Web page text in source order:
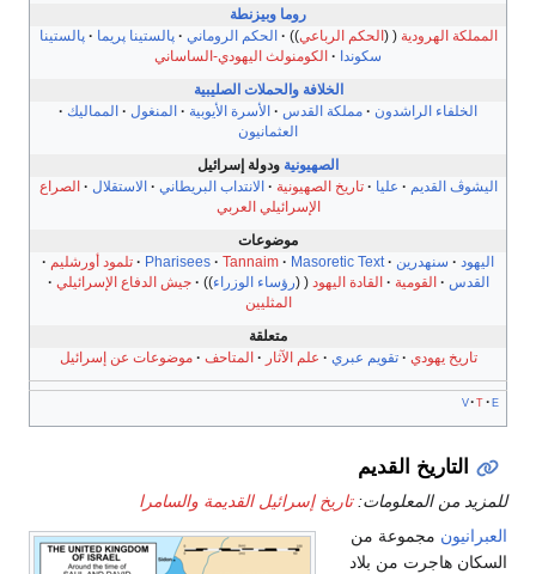
وبيزنطة
المملكة الهرودية
الحكم الرباعي الحكم الروماني پالستينا پريما
پالستينا
سكوندا
الكومنولث اليهودي-الساساني
الخلافة والحملات الصليبية
الخلفاء الراشدون
مملكة القدس الأسرة الأيوبية المنغول
المماليك
العثمانيون
الصهيونيةودولة إسرائيل
اليشوڤ القديم
عليا تاريخ الصهيونية الانتداب البريطاني الاستقلال
الصراع
الإسرائيلي العربي
موضوعات
سنهدرين Pharisees Tannaim Masoretic Text
تلمود أورشليم
القدس
القومية القادة اليهود رؤساء الوزراء
جيش الدفاع الإسرائيلي
المثليين
متعلقة
تاريخ يهودي
تقويم عبري علم الآثار المتاحف موضوعات عن إسرائيل
v
التاريخ القديم
من المعلومات:تاريخ إسرائيل القديمة والسامرا
مجموعة من
هاجرت من بلاد